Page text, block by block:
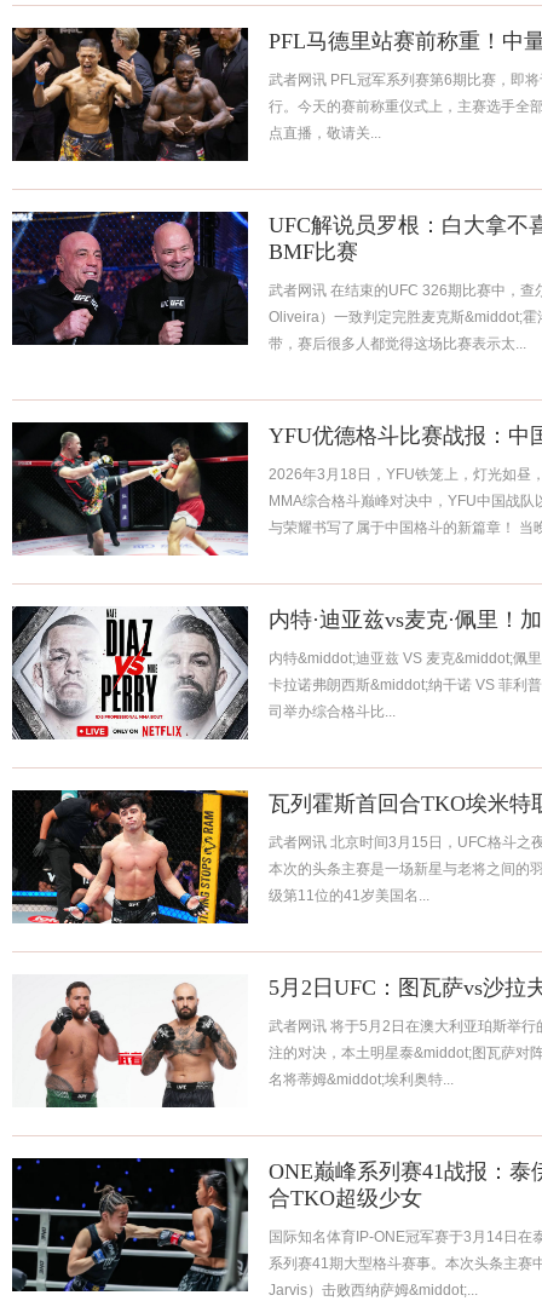
PFL马德里站赛前称重！中
武者网讯 PFL冠军系列赛第6期比赛，即
行。今天的赛前称重仪式上，主赛选手全
点直播，敬请关...
UFC解说员罗根：白大拿不
BMF比赛
武者网讯 在结束的UFC 326期比赛中，
Oliveira）一致判定完胜麦克斯&middot;
带，赛后很多人都觉得这场比赛表示太...
YFU优德格斗比赛战报：中
2026年3月18日，YFU铁笼上，灯光如昼
MMA综合格斗巅峰对决中，YFU中国战
与荣耀书写了属于中国格斗的新篇章！ 当
内特·迪亚兹vs麦克·佩里！
内特&middot;迪亚兹 VS 麦克&middot;佩
卡拉诺弗朗西斯&middot;纳干诺 VS 菲利
司举办综合格斗比...
瓦列霍斯首回合TKO埃米特
武者网讯 北京时间3月15日，UFC格斗之
本次的头条主赛是一场新星与老将之间的
级第11位的41岁美国名...
5月2日UFC：图瓦萨vs沙拉
武者网讯 将于5月2日在澳大利亚珀斯举
注的对决，本土明星泰&middot;图瓦萨对
名将蒂姆&middot;埃利奥特...
ONE巅峰系列赛41战报：
合TKO超级少女
国际知名体育IP-ONE冠军赛于3月14日在
系列赛41期大型格斗赛事。本次头条主赛
Jarvis）击败西纳萨姆&middot;...